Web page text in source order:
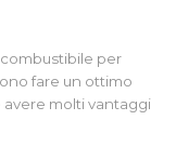
per
fare un ottimo
molti vantaggi